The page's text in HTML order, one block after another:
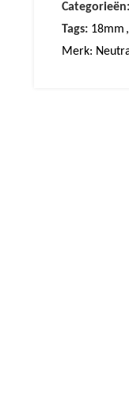
Categorieën:
Tags: 18mm ,
Merk: